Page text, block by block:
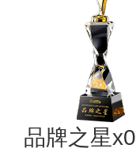
品牌之星x0